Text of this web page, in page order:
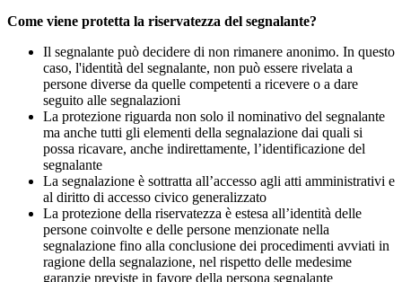
Come viene protetta la riservatezza del segnalante?
Il segnalante può decidere di non rimanere anonimo. In questo
caso, l'identità del segnalante, non può essere rivelata a
persone diverse da quelle competenti a ricevere o a dare
seguito alle segnalazioni
La protezione riguarda non solo il nominativo del segnalante
ma anche tutti gli elementi della segnalazione dai quali si
possa ricavare, anche indirettamente, l’identificazione del
segnalante
La segnalazione è sottratta all’accesso agli atti amministrativi e
al diritto di accesso civico generalizzato
La protezione della riservatezza è estesa all’identità delle
persone coinvolte e delle persone menzionate nella
segnalazione fino alla conclusione dei procedimenti avviati in
ragione della segnalazione, nel rispetto delle medesime
garanzie previste in favore della persona segnalante